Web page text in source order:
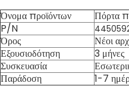
Όνομα προϊόντων
Πόρτα
P/N
Όρος
Νέοι
Εξουσιοδότηση
3 μήνες
Συσκευασία
Παράδοση
1-7